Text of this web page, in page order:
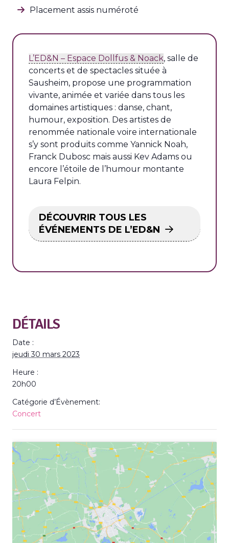
Placement assis numéroté
L’ED&N – Espace Dollfus & Noack, salle de
concerts et de spectacles située à
Sausheim, propose une programmation
vivante, animée et variée dans tous les
domaines artistiques : danse, chant,
humour, exposition. Des artistes de
renommée nationale voire internationale
s’y sont produits comme Yannick Noah,
Franck Dubosc mais aussi Kev Adams ou
encore l’étoile de l’humour montante
Laura Felpin.
DÉCOUVRIR TOUS LES
ÉVÉNEMENTS DE L’ED&N
DÉTAILS
Date :
jeudi 30 mars 2023
Heure :
20h00
Catégorie d’Évènement:
Concert